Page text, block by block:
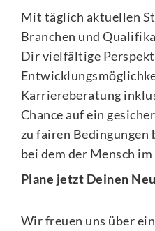
Mit täglich aktuellen
Branchen und
Dir vielfältige
Karriereberatung
Chance auf ein
zu fairen Bedingungen
bei dem der Mensch
Plane jetzt Deinen
Wir freuen uns über